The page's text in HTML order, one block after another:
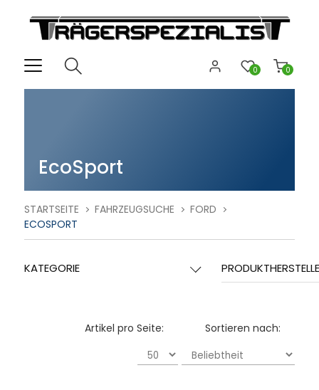
0
0
EcoSport
STARTSEITE FAHRZEUGSUCHE
FORD
ECOSPORT
KATEGORIE
Sortieren nach:
Artikel pro Seite: